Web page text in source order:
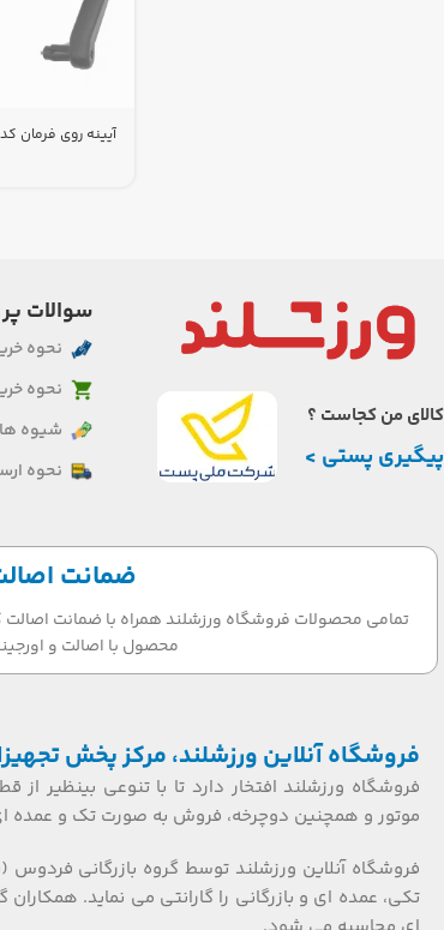
آیینه روی فرمان کد
کالای من کجاست ؟
پیگیری پستی >
سوالات پر
نحوه
نحوه
شیوه
نحوه
ضمانت
تمامی محصولات فروشگاه ورزشلند همراه با ضمانت اصالت
محصول با اصالت و
فروشگاه آنلاین ورزشلند، مرکز پخش
فروشگاه ورزشلند افتخار دارد تا با تنوعی بینظیر
موتور و همچنین دوچرخه، فروش به صورت تک و عمده
فروشگاه آنلاین ورزشلند توسط گروه بازرگانی